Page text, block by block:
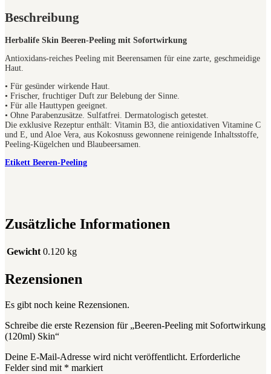
Beschreibung
Herbalife Skin Beeren-Peeling mit Sofortwirkung
Antioxidans-reiches Peeling mit Beerensamen für eine zarte, geschmeidige
Haut.
• Für gesünder wirkende Haut.
• Frischer, fruchtiger Duft zur Belebung der Sinne.
• Für alle Hauttypen geeignet.
• Ohne Parabenzusätze. Sulfatfrei. Dermatologisch getestet.
Die exklusive Rezeptur enthält: Vitamin B3, die antioxidativen Vitamine C
und E, und Aloe Vera, aus Kokosnuss gewonnene reinigende Inhaltsstoffe,
Peeling-Kügelchen und Blaubeersamen.
Etikett Beeren-Peeling
Zusätzliche Informationen
Gewicht 0.120 kg
Rezensionen
Es gibt noch keine Rezensionen.
Schreibe die erste Rezension für „Beeren-Peeling mit Sofortwirkung
(120ml) Skin“
Deine E-Mail-Adresse wird nicht veröffentlicht. Erforderliche
Felder sind mit * markiert